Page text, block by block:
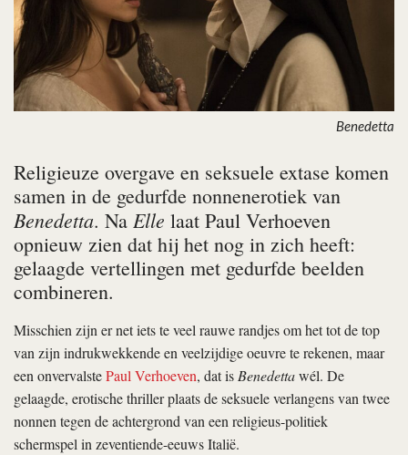
Benedetta
Religieuze overgave en seksuele extase komen
samen in de gedurfde nonnenerotiek van
Benedetta. Na Elle laat Paul Verhoeven
opnieuw zien dat hij het nog in zich heeft:
gelaagde vertellingen met gedurfde beelden
combineren.
Misschien zijn er net iets te veel rauwe randjes om het tot de top
van zijn indrukwekkende en veelzijdige oeuvre te rekenen, maar
een onvervalstePaul Verhoeven, dat is Benedettawél. De
gelaagde, erotische thriller plaats de seksuele verlangens van twee
nonnen tegen de achtergrond van een religieus-politiek
schermspel in zeventiende-eeuws Italië.